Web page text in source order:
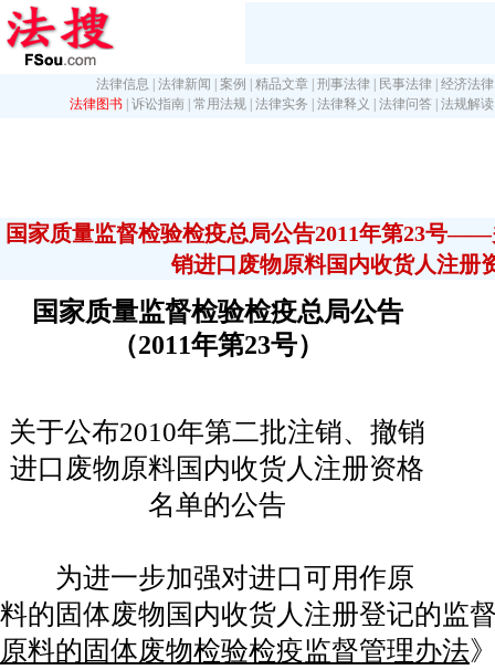
法律信息 法律新闻 案例 精品文章 刑事法律 民事法律 经济法律
法律图书 诉讼指南 常用法规 法律实务 法律释义 法律问答 法规解读
国家质量监督检验检疫总局公告2011年第23号
销进口废物原料国内收货人注册
国家质量监督检验检疫总局公告
（2011年第23号）
关于公布2010年第二批注销、撤销
进口废物原料国内收货人注册资格
名单的公告
为进一步加强对进口可用作原
料的固体废物国内收货人注册登记的监
原料的固体废物检验检疫监督管理办法